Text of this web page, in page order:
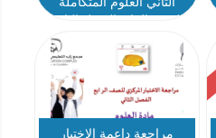
مراجعة داعمة الاختبار